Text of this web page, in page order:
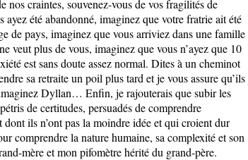
nos craintes, souvenez-vous de vos fragilités de
été abandonné, imaginez que votre fratrie ait été
de pays, imaginez que vous arriviez dans une famille
veut plus de vous, imaginez que vous n’ayez que 10
est sans doute assez normal. Dites à un cheminot
sa retraite un poil plus tard et je vous assure qu’ils
Dyllan… Enfin, je rajouterais que subir les
de certitudes, persuadés de comprendre
dont ils n’ont pas la moindre idée et qui croient dur
comprendre la nature humaine, sa complexité et son
mère et mon pifomètre hérité du grand-père.